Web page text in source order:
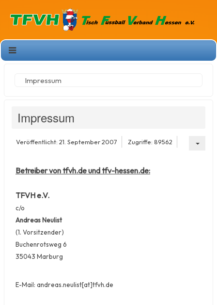
Impressum
Impressum
Veröffentlicht: 21. September 2007 Zugriffe: 89562
Betreiber von tfvh.de und tfv-hessen.de:
TFVH e.V.
c/o
Andreas Neulist
(1. Vorsitzender)
Buchenrotsweg 6
35043 Marburg
E-Mail: andreas.neulist[at]tfvh.de